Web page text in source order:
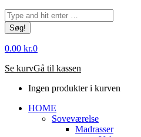
Søg:
0.00 kr.0
Se kurvGå til kassen
Ingen produkter i kurven
HOME
Soveværelse
Madrasser